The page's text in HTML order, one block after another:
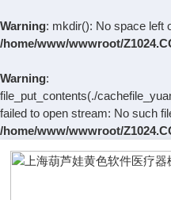
Warning: mkdir(): No space left
/home/www/wwwroot/
Warning:
file_put_contents(./
failed to open stream: No such
/home/www/wwwroot/